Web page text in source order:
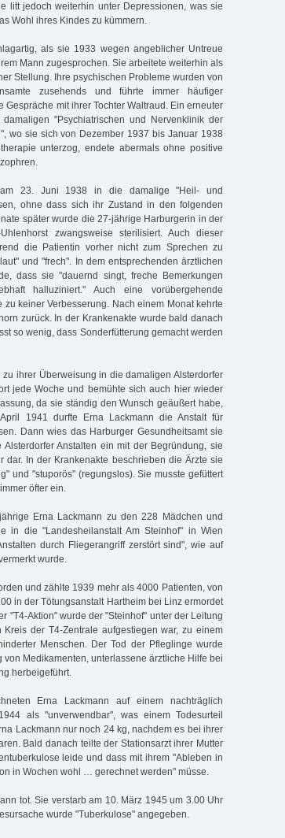
litt jedoch weiterhin unter Depressionen, was sie
Wohl ihres Kindes zu kümmern.
als sie 1933 wegen angeblicher Untreue
Mann zugesprochen. Sie arbeitete weiterhin als
Stellung. Ihre psychischen Probleme wurden von
zusehends und führte immer häufiger
Gespräche mit ihrer Tochter Waltraud. Ein er­neuter
"Psychiatrischen und Nervenklinik der
wo sie sich von Dezember 1937 bis Januar 1938
unterzog, endete abermals ohne positive
am 23. Juni 1938 in die damalige "Heil- und
ohne dass sich ihr Zustand in den folgenden
später wurde die 27-jährige Harburgerin in der
zwangsweise sterilisiert. Auch dieser
die Patientin vorher nicht zum Sprechen zu
und "frech". In dem entsprechenden ärztlichen
dass sie "dauernd singt, freche Bemerkungen
halluziniert." Auch eine vorübergehende
zu keiner Verbesserung. Nach einem Monat kehrte
zurück. In der Krankenakte wurde bald danach
so wenig, dass Sonderfütterung gemacht werden
zu ihrer Überweisung in die damaligen Alsterdorfer
jede Woche und bemühte sich auch hier wieder
da sie ständig den Wunsch geäußert habe,
1941 durfte Erna Lackmann die Anstalt für
Dann wies das Harburger Gesundheitsamt sie
Anstalten ein mit der Begründung, sie
In der Krankenakte beschrieben die Ärzte sie
und "stuporös" (regungslos). Sie musste gefüttert
öfter ein.
Erna Lackmann zu den 228 Mädchen und
in die "Landesheilanstalt Am Stein­hof" in Wien
durch Fliegerangriff zerstört sind", wie auf
wurde.
und zählte 1939 mehr als 4000 Patienten, von
in der Tötungsanstalt Hartheim bei Linz ermordet
"T4-Aktion" wurde der "Steinhof" unter der Leitung
der T4-Zentrale aufgestiegen war, zu einem
Menschen. Der Tod der Pfleglinge wurde
Medikamenten, unterlassene ärztliche Hilfe bei
herbeigeführt.
Erna Lackmann auf einem nachträglich
als "unverwendbar", was einem Todesurteil
Lackmann nur noch 24 kg, nachdem es bei ihrer
Bald danach teilte der Stationsarzt ihrer Mutter
leide und dass mit ihrem "Ableben in
in Wochen wohl … gerechnet werden" müsse.
tot. Sie verstarb am 10. März 1945 um 3.00 Uhr
wurde "Tuberkulose" angegeben.